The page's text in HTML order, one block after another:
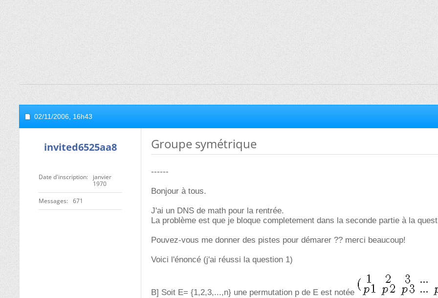
02/11/2006, 16h43
invited6525aa8
Date d'inscription
janvier
1970
Messages 671
Groupe symétrique
------
Bonjour à tous.
J'ai un DNS de math pour la rentrée.
La problème est que je bloque completement dans la seconde partie à la
Pouvez-vous me donner des pistes pour démarer ?? merci beaucoup!
Voici l'énoncé (j'ai réussi la question 1)
B] Soit E= {1,2,3,...,n} une permutation p de E est notée